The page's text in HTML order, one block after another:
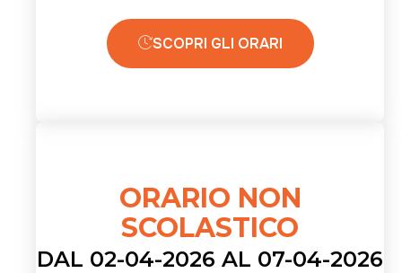
SCOPRI GLI ORARI
ORARIO NON
SCOLASTICO
DAL 02-04-2026 AL 07-04-2026